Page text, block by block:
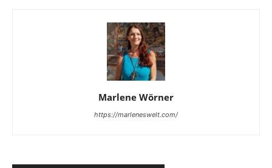
Marlene Wörner
https://marleneswelt.com/